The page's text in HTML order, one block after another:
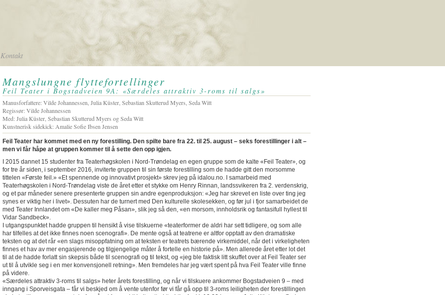
Kontakt
Mangslungne flyttefortellinger
Feil Teater i Bogstadveien 9A: «Særdeles attraktiv 3-roms til salgs»
Manusforfattere: Vilde Johannessen, Julia Küster, Sebastian Skutterud Myers, Seda Witt
Regissør: Vilde Johannessen
Med: Julia Küster, Sebastian Skutterud Myers og Seda Witt
Kunstnerisk sidekick: Amalie Sofie Ibsen Jensen
Feil Teater har kommet med en ny forestilling. Den spilte bare fra 22. til 25. august – seks forestillinger i alt –
men vi får håpe at gruppen kommer til å sette den opp igjen.
I 2015 dannet 15 studenter fra Teaterhøgskolen i Nord-Trøndelag en egen gruppe som de kalte «Feil Teater», og
for tre år siden, i september 2016, inviterte gruppen til sin første forestilling som de hadde gitt den morsomme
tittelen «Første feil.» «Et spennende og innovativt prosjekt» skrev jeg på idalou.no. I samarbeid med
Teaterhøgskolen i Nord-Trøndelag viste de året etter et stykke om Henry Rinnan, landssvikeren fra 2. verdenskrig,
og et par måneder senere presenterte gruppen sin andre egenproduksjon: «Jeg har skrevet en liste over ting jeg
synes er viktig her i livet». Dessuten har de turnert med Den kulturelle skolesekken, og før jul i fjor samarbeidet de
med Teater Innlandet om «De kaller meg Påsan», slik jeg så den, «en morsom, innholdsrik og fantasifull hyllest til
Vidar Sandbeck».
I utgangspunktet hadde gruppen til hensikt å vise tilskuerne «teaterformer de aldri har sett tidligere, og som alle
har tilfelles at det ikke finnes noen scenografi». De mente også at teatrene er altfor opptatt av den dramatiske
teksten og at det rår «en slags misoppfatning om at teksten er teatrets bærende virkemiddel, når det i virkeligheten
finnes et hav av mer engasjerende og tilgjengelige måter å fortelle en historie på». Men allerede året etter lot det
til at de hadde forlatt sin skepsis både til scenografi og til tekst, og «jeg ble faktisk litt skuffet over at Feil Teater ser
ut til å utvikle seg i en mer konvensjonell retning». Men fremdeles har jeg vært spent på hva Feil Teater ville finne
på videre.
«Særdeles attraktiv 3-roms til salgs» heter årets forestilling, og når vi tilskuere ankommer Bogstadveien 9 – med
inngang i Sporveisgata – får vi beskjed om å vente utenfor før vi får gå opp til 3-roms leiligheten der forestillingen